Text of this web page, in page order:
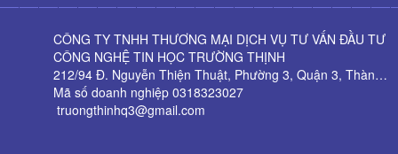
CÔNG TY TNHH THƯƠNG MẠI DỊCH VỤ TƯ VẤN ĐẦU TƯ
CÔNG NGHỆ TIN HỌC TRƯỜNG THỊNH
212/94 Đ. Nguyễn Thiện Thuật, Phường 3, Quận 3, Thành phố Hồ Chí Minh
Mã số doanh nghiệp 0318323027
truongthinhq3@gmail.com